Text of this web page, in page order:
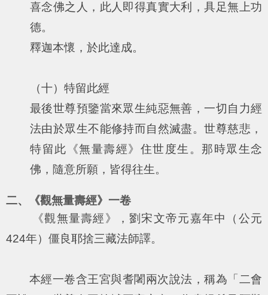
喜念佛之人，此人即得真實大利，具足無上功
德。
釋迦本懷，於此達成。
（十）特留此經
最後世尊預鑒當來眾生純惡無善，一切自力經
法由於眾生不能修持而自然滅盡。世尊慈悲，
特留此《無量壽經》住世度生。那時眾生念
佛，隨意所願，皆得往生。
二、《觀無量壽經》一卷
《觀無量壽經》，劉宋文帝元嘉年中（公元
424年）僵良耶捨三藏法師譯。
本經一卷含王宮與耆闍兩次說法，稱為「二會